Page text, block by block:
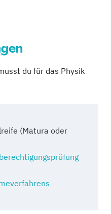
du für das Physik
(Matura oder